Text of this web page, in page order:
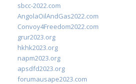
sbcc-2022.com
AngolaOilAndGas2022.com
Convoy4Freedom2022.com
grur2023.org
hkhk2023.org
napm2023.org
apsdfd2023.org
forumausape2023.com